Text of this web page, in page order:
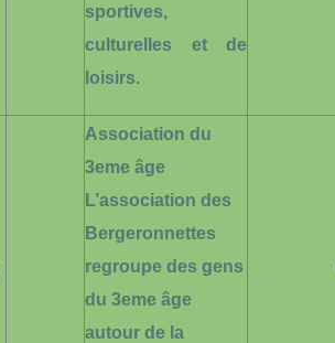
sportives,
culturelles et de
loisirs.
Association du
3eme âge
L’association des
Bergeronnettes
regroupe des gens
du 3eme âge
autour de la